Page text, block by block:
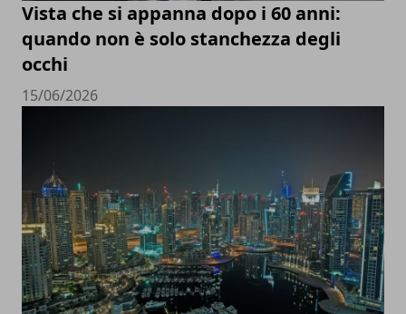
Vista che si appanna dopo i 60 anni:
quando non è solo stanchezza degli
occhi
15/06/2026